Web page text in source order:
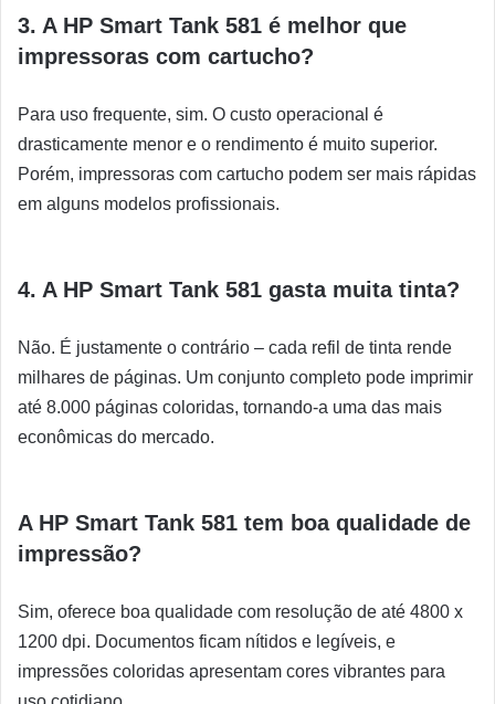
3. A HP Smart Tank 581 é melhor que
impressoras com cartucho?
Para uso frequente, sim. O custo operacional é
drasticamente menor e o rendimento é muito superior.
Porém, impressoras com cartucho podem ser mais rápidas
em alguns modelos profissionais.
4. A HP Smart Tank 581 gasta muita tinta?
Não. É justamente o contrário – cada refil de tinta rende
milhares de páginas. Um conjunto completo pode imprimir
até 8.000 páginas coloridas, tornando-a uma das mais
econômicas do mercado.
A HP Smart Tank 581 tem boa qualidade de
impressão?
Sim, oferece boa qualidade com resolução de até 4800 x
1200 dpi. Documentos ficam nítidos e legíveis, e
impressões coloridas apresentam cores vibrantes para